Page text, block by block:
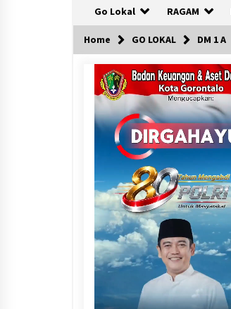
Go Lokal RAGAM
Home GO LOKAL DM 1 A